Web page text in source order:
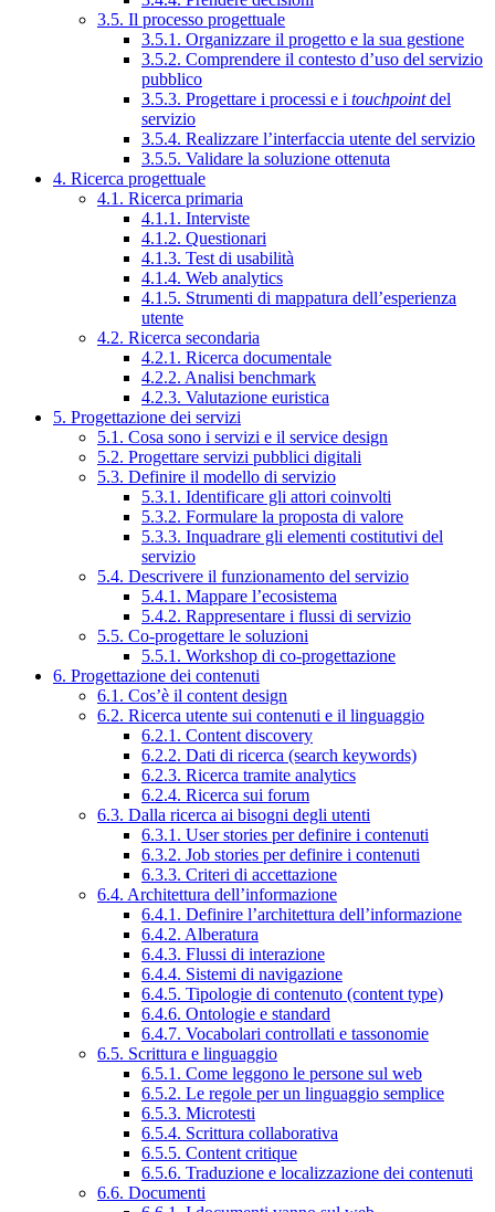
3.5. Il processo progettuale
3.5.1. Organizzare il progetto e la sua gestione
3.5.2. Comprendere il contesto d’uso del servizio
pubblico
3.5.3. Progettare i processi e i touchpointdel
servizio
3.5.4. Realizzare l’interfaccia utente del servizio
3.5.5. Validare la soluzione ottenuta
4. Ricerca progettuale
4.1. Ricerca primaria
4.1.1. Interviste
4.1.2. Questionari
4.1.3. Test di usabilità
4.1.4. Web analytics
4.1.5. Strumenti di mappatura dell’esperienza
utente
4.2. Ricerca secondaria
4.2.1. Ricerca documentale
4.2.2. Analisi benchmark
4.2.3. Valutazione euristica
5. Progettazione dei servizi
5.1. Cosa sono i servizi e il service design
5.2. Progettare servizi pubblici digitali
5.3. Definire il modello di servizio
5.3.1. Identificare gli attori coinvolti
5.3.2. Formulare la proposta di valore
5.3.3. Inquadrare gli elementi costitutivi del
servizio
5.4. Descrivere il funzionamento del servizio
5.4.1. Mappare l’ecosistema
5.4.2. Rappresentare i flussi di servizio
5.5. Co-progettare le soluzioni
5.5.1. Workshop di co-progettazione
6. Progettazione dei contenuti
6.1. Cos’è il content design
6.2. Ricerca utente sui contenuti e il linguaggio
6.2.1. Content discovery
6.2.2. Dati di ricerca (search keywords)
6.2.3. Ricerca tramite analytics
6.2.4. Ricerca sui forum
6.3. Dalla ricerca ai bisogni degli utenti
6.3.1. User stories per definire i contenuti
6.3.2. Job stories per definire i contenuti
6.3.3. Criteri di accettazione
6.4. Architettura dell’informazione
6.4.1. Definire l’architettura dell’informazione
6.4.2. Alberatura
6.4.3. Flussi di interazione
6.4.4. Sistemi di navigazione
6.4.5. Tipologie di contenuto (content type)
6.4.6. Ontologie e standard
6.4.7. Vocabolari controllati e tassonomie
6.5. Scrittura e linguaggio
6.5.1. Come leggono le persone sul web
6.5.2. Le regole per un linguaggio semplice
6.5.3. Microtesti
6.5.4. Scrittura collaborativa
6.5.5. Content critique
6.5.6. Traduzione e localizzazione dei contenuti
6.6. Documenti